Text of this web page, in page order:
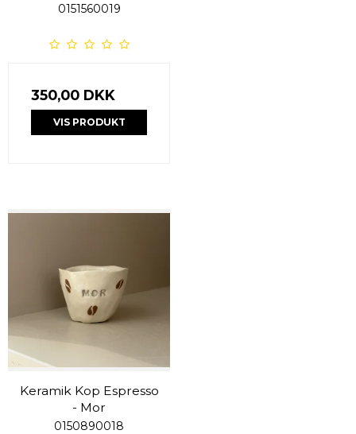
0151560019
350,00 DKK
VIS PRODUKT
Keramik Kop Espresso
- Mor
0150890018